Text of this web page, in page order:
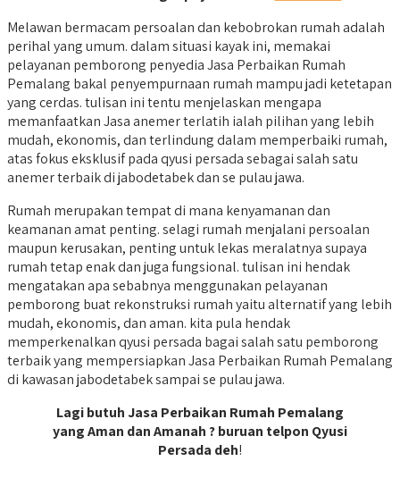
Melawan bermacam persoalan dan kebobrokan rumah adalah
perihal yang umum. dalam situasi kayak ini, memakai
pelayanan pemborong penyedia Jasa Perbaikan Rumah
Pemalang bakal penyempurnaan rumah mampu jadi ketetapan
yang cerdas. tulisan ini tentu menjelaskan mengapa
memanfaatkan Jasa anemer terlatih ialah pilihan yang lebih
mudah, ekonomis, dan terlindung dalam memperbaiki rumah,
atas fokus eksklusif pada qyusi persada sebagai salah satu
anemer terbaik di jabodetabek dan se pulau jawa.
Rumah merupakan tempat di mana kenyamanan dan
keamanan amat penting. selagi rumah menjalani persoalan
maupun kerusakan, penting untuk lekas meralatnya supaya
rumah tetap enak dan juga fungsional. tulisan ini hendak
mengatakan apa sebabnya menggunakan pelayanan
pemborong buat rekonstruksi rumah yaitu alternatif yang lebih
mudah, ekonomis, dan aman. kita pula hendak
memperkenalkan qyusi persada bagai salah satu pemborong
terbaik yang mempersiapkan Jasa Perbaikan Rumah Pemalang
di kawasan jabodetabek sampai se pulau jawa.
Lagi butuh Jasa Perbaikan Rumah Pemalang
yang Aman dan Amanah ? buruan telpon Qyusi
Persada deh!